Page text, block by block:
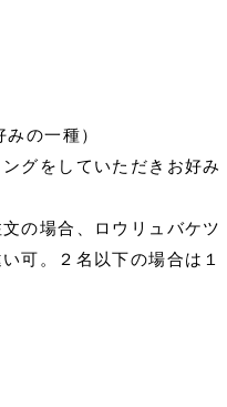
の一種）
グをしていただきお好み
の場合、ロウリュバケツ
可。２名以下の場合は１